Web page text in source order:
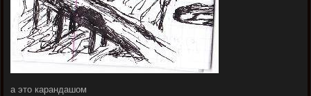
а это карандашом